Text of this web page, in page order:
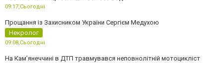
09:17,Сьогодні
Прощання із Захисником України Сергієм Медухою
Некролог
09:08,Сьогодні
На Кам’янеччині в ДТП травмувався неповнолітній мотоцикліст